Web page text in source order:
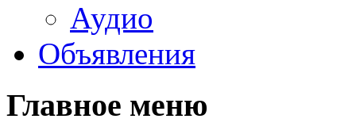
Аудио
Объявления
Главное меню